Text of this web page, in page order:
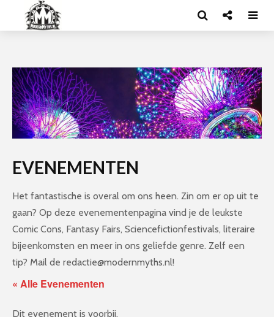
EVENEMENTEN
Het fantastische is overal om ons heen. Zin om er op uit te
gaan? Op deze evenementenpagina vind je de leukste
Comic Cons, Fantasy Fairs, Sciencefictionfestivals, literaire
bijeenkomsten en meer in ons geliefde genre. Zelf een
tip? Mail de redactie@modernmyths.nl!
« Alle Evenementen
Dit evenement is voorbij.